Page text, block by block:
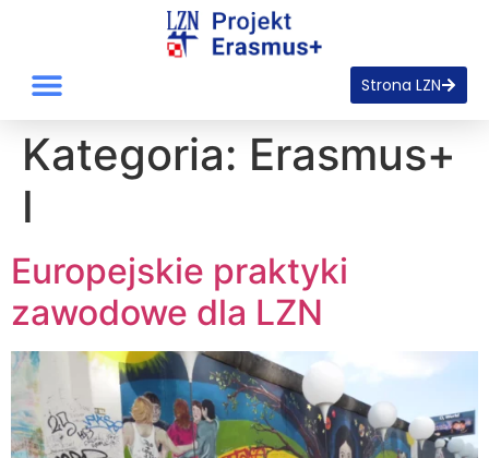
Strona LZN
Kategoria: Erasmus+
I
Europejskie praktyki
zawodowe dla LZN